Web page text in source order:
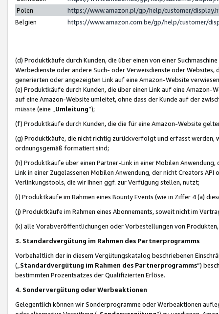
Polen
https://www.amazon.pl/gp/help/customer/
Belgien
https://www.amazon.com.be/gp/help/customer/
(d) Produktkäufe durch Kunden, die über einen von einer
Werbedienste oder andere Such- oder Verweisdienste oder Websites,
generierten oder angezeigten Link auf eine Amazon-Website
(e) Produktkäufe durch Kunden, die über einen Link auf eine
auf eine Amazon-Website umleitet, ohne dass der Kunde auf der
müsste (eine „ Umleitung“);
(f) Produktkäufe durch Kunden, die die für eine Amazon-Website
(g) Produktkäufe, die nicht richtig zurückverfolgt und erfasst werden,
ordnungsgemäß formatiert sind;
(h) Produktkäufe über einen Partner-Link in einer Mobilen
Link in einer Zugelassenen Mobilen Anwendung, der nicht Creators
Verlinkungstools, die wir Ihnen ggf. zur Verfügung stellen, nutzt;
(i) Produktkäufe im Rahmen eines Bounty Events (wie in Ziffer 4 (a)
(j) Produktkäufe im Rahmen eines Abonnements, soweit nicht im
(k) alle Vorabveröffentlichungen oder Vorbestellungen von
3. Standardvergütung im Rahmen des Partnerprogramms
Vorbehaltlich der in diesem Vergütungskatalog beschriebenen
(„ Standardvergütung im Rahmen des Partnerprogramms“)
bestimmten Prozentsatzes der Qualifizierten Erlöse.
4. Sondervergütung oder Werbeaktionen
Gelegentlich können wir Sonderprogramme oder Werbeaktionen